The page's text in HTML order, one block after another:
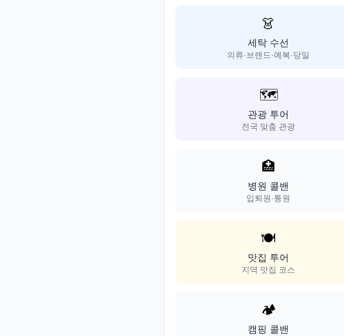
👗
세탁 수선
의류·브랜드·예복·당일
🗺️
관광 투어
전국 맞춤 관광
🏥
병원 콜밴
입퇴원·통원
🍽️
맛집 투어
지역 맛집 코스
🏕️
캠핑 콜밴